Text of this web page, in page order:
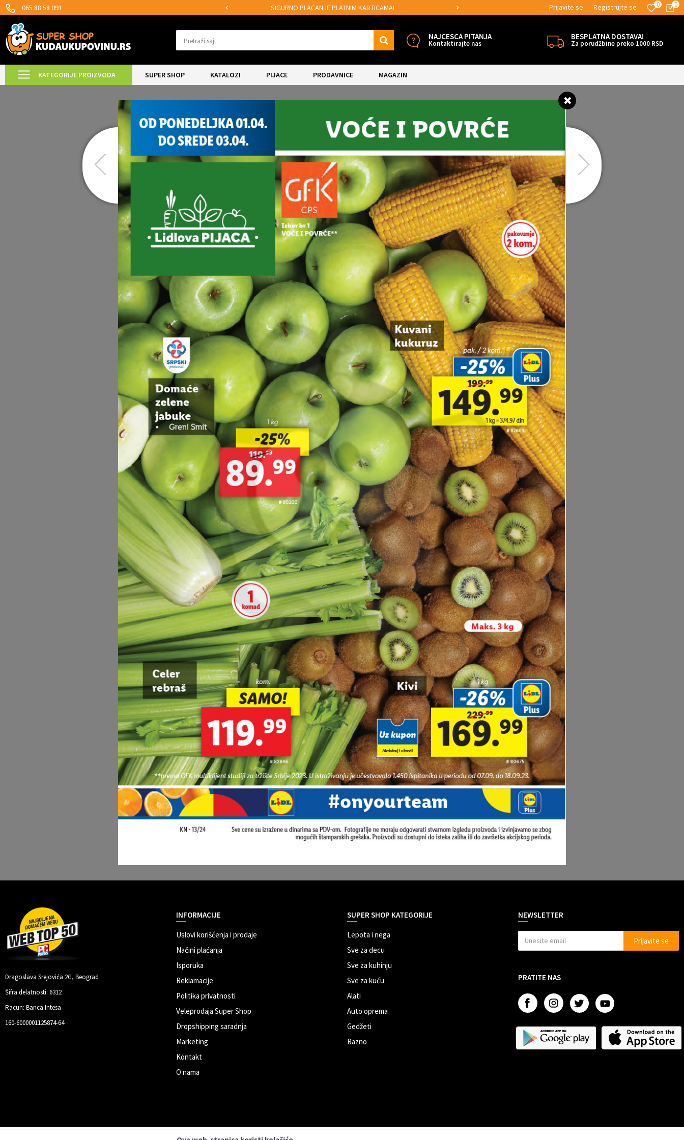
065 88 58 091 MOGUĆNOST BESPLATNE ISPORUKE! MOGUĆNOST ISPORUKE ZA 24H! 0
0
Prijavite se Registrujte se
Pretraži sajt NAJCESCA PITANJA
Kontaktirajte nas
BESPLATNA DOSTAVA!
Za porudžbine preko 1000 RSD
KATEGORIJE PROIZVODA SUPER SHOP KATALOZI PIJACE PRODAVNICE MAGAZIN
Dragoslava Srejovića 2G, Beograd
Šifra delatnosti: 6312
Racun: Banca Intesa
160-6000001125874-64
INFORMACIJE
Uslovi korišćenja i prodaje
Načini plaćanja
Isporuka
Reklamacije
Politika privatnosti
Veleprodaja Super Shop
Dropshipping saradnja
Marketing
Kontakt
O nama
SUPER SHOP KATEGORIJE
Lepota i nega
Sve za decu
Sve za kuhinju
Sve za kuću
Alati
Auto oprema
Gedžeti
Razno
NEWSLETTER
Prijavite se
PRATITE NAS